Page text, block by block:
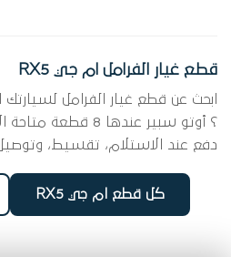
قطع غيار الفرامل ام جي RX5
؟ أوتو سبير عندها
دفع عند الاستلام، تقسيط،
كل قطع ام جي RX5